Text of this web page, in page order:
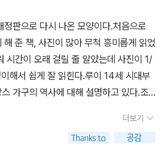
핵심적인 내용은 ‘지금 우리가 사는 21
기인들의 발명품’이라는 것이다. 이 책
점, 레스토랑, 여성, 만국박람회 등 19
직한 테마를 다루는데, 이를 통해 바로
했음을 생생하게 보여준다. 저자는 1
당시의 현상을 대량 생산과 대중 소비사
시 파리가 지금의 파리로 변신하는 현
판으로 다시 나온 모양이다.처음으로
해 준 책, 사진이 많아 무척 흥미롭게 읽었
시간이 오래 걸릴 줄 알았는데 사진이 1/
해서 쉽게 잘 읽힌다.루이 14세 시대부
가구의 역사에 대해 설명하고 있다.조
보니 유럽 박물관에 가면 공예관에서
.회화와는 달리 예술가의 이름은 잘 모
더보기